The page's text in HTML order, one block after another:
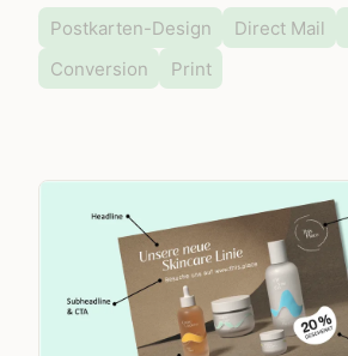
Postkarten-Design Direct Mail
Conversion
Print